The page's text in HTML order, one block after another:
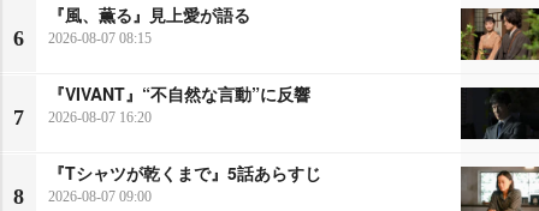
6
『風、薫る』見上愛が語る
2026-08-07 08:15
7
『VIVANT』“不自然な言動”に反響
2026-08-07 16:20
8
『Tシャツが乾くまで』5話あらすじ
2026-08-07 09:00